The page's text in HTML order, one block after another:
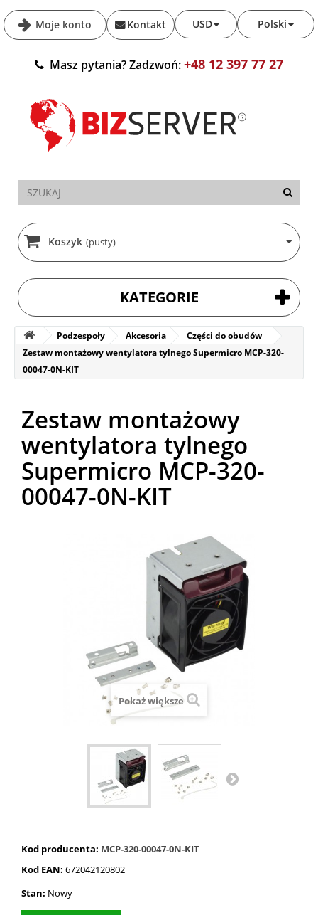
Moje konto Polski
USD
Kontakt
Masz pytania? Zadzwoń:+48 12 397 77 27
Koszyk (pusty)
KATEGORIE
Podzespoły Akcesoria
Części do obudów
Zestaw montażowy wentylatora tylnego Supermicro MCP-320-
00047-0N-KIT
Zestaw montażowy
wentylatora tylnego
Supermicro MCP-320-
00047-0N-KIT
Pokaż większe
Kod producenta: MCP-320-00047-0N-KIT
Kod EAN: 672042120802
Stan: Nowy